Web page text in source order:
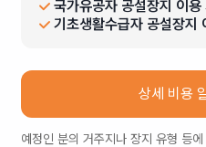
국가유공자 공설장지 이용
기초생활수급자 공설장지
상세 비용
예정인 분의 거주지나 장지 유형 등